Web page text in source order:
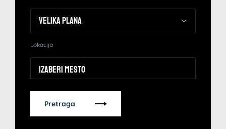
Lokacija
Izaberi mesto
Pretraga